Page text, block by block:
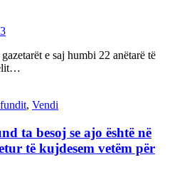
e saj humbi 22 anëtarë të
, Vendi
ta besoj se ajo është në
të kujdesem vetëm për